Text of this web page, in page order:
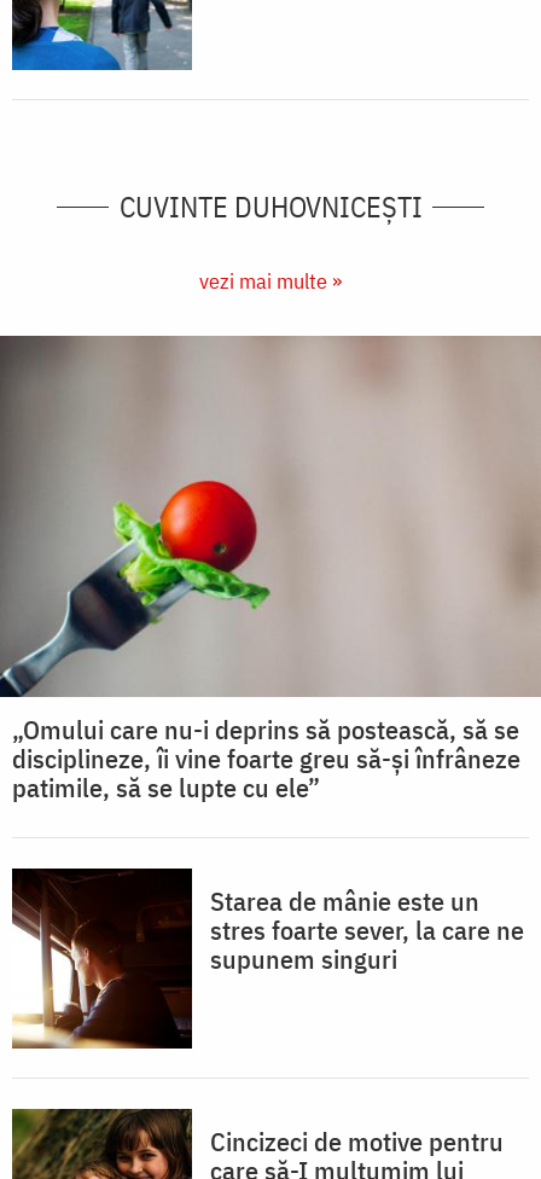
CUVINTE DUHOVNICEȘTI
vezi mai multe »
„Omului care nu-i deprins să postească, să se
disciplineze, îi vine foarte greu să-și înfrâneze
patimile, să se lupte cu ele”
Starea de mânie este un
stres foarte sever, la care ne
supunem singuri
Cincizeci de motive pentru
care să-I mulțumim lui